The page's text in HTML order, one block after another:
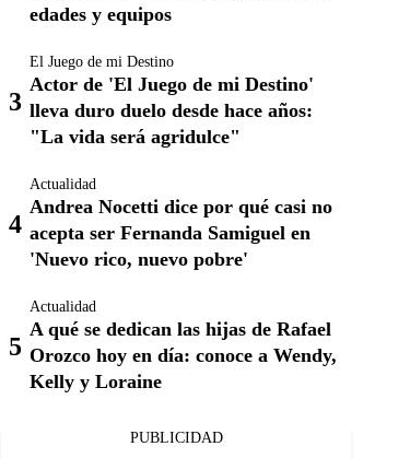
edades y equipos
El Juego de mi Destino
Actor de 'El Juego de mi Destino'
lleva duro duelo desde hace años:
"La vida será agridulce"
Actualidad
Andrea Nocetti dice por qué casi no
acepta ser Fernanda Samiguel en
'Nuevo rico, nuevo pobre'
Actualidad
A qué se dedican las hijas de Rafael
Orozco hoy en día: conoce a Wendy,
Kelly y Loraine
PUBLICIDAD